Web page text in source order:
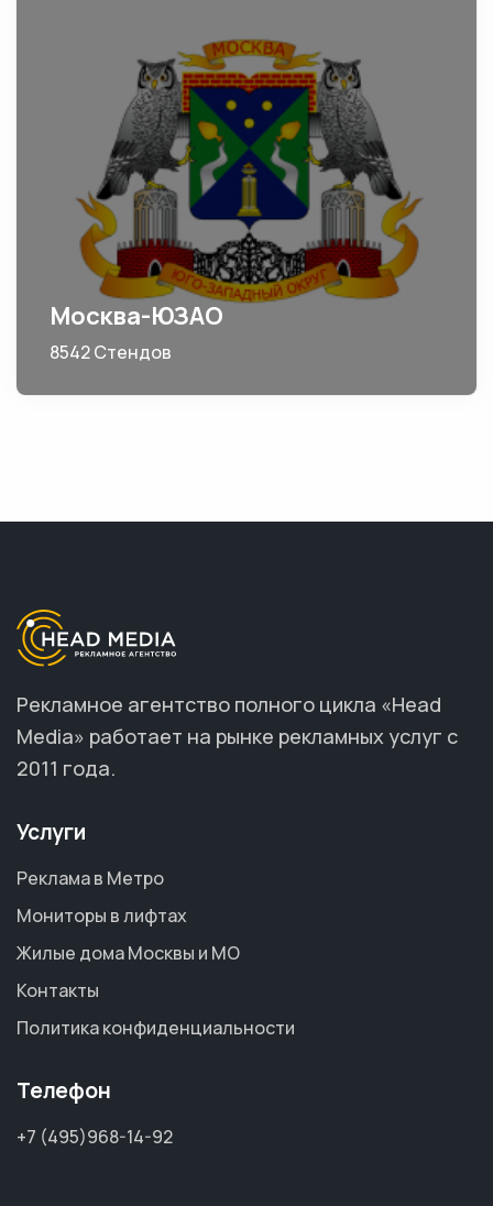
Москва-ЮЗАО
8542 Стендов
Рекламное агентство полного цикла «Head
Media» работает на рынке рекламных услуг с
2011 года.
Услуги
Реклама в Метро
Мониторы в лифтах
Жилые дома Москвы и МО
Контакты
Политика конфиденциальности
Телефон
+7 (495)968-14-92